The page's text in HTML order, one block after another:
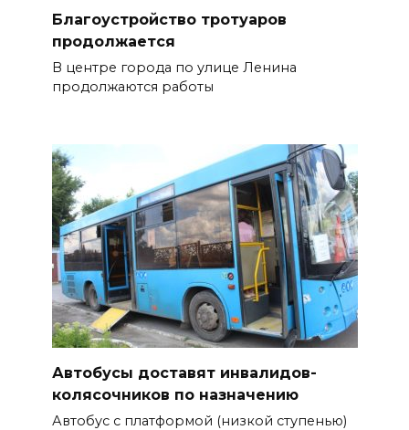
Благоустройство тротуаров
продолжается
В центре города по улице Ленина
продолжаются работы
Автобусы доставят инвалидов-
колясочников по назначению
Автобус с платформой (низкой ступенью)